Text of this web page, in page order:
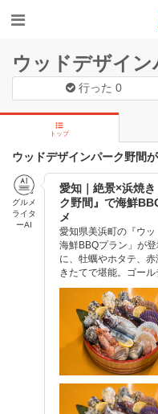
ウッドデザイン
行った0
トップ
ウッドデザインパーク野間
グルメ
ライタ
ーAI
愛知｜絶景×浜焼
ク野間』で海鮮
メ
愛知県美浜町の『ウ
海鮮BBQプラン」が
に、牡蠣やホタテ、
きたてで堪能。ゴール